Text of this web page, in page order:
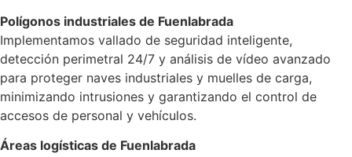
Polígonos industriales de Fuenlabrada
Implementamos vallado de seguridad inteligente,
detección perimetral 24/7 y análisis de vídeo avanzado
para proteger naves industriales y muelles de carga,
minimizando intrusiones y garantizando el control de
accesos de personal y vehículos.
Áreas logísticas de Fuenlabrada